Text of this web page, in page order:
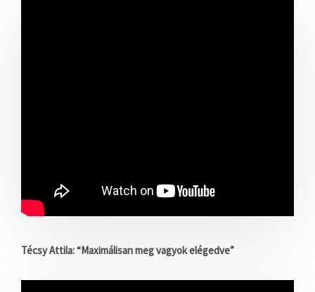
Técsy Attila: “Maximálisan meg vagyok elégedve”